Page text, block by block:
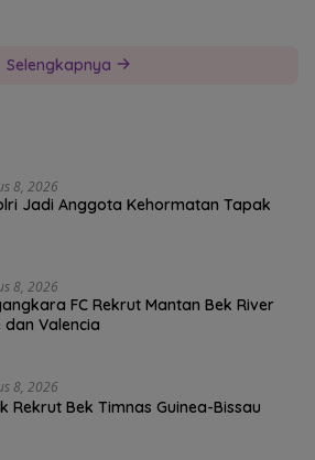
Selengkapnya
8, 2026
Jadi Anggota Kehormatan Tapak
8, 2026
FC Rekrut Mantan Bek River
dan Valencia
8, 2026
Rekrut Bek Timnas Guinea-Bissau